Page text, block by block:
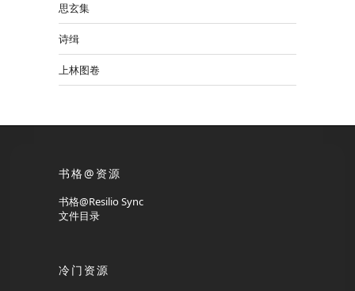
思玄集
诗缉
上林图卷
书格@资源
书格@Resilio Sync
文件目录
冷门资源